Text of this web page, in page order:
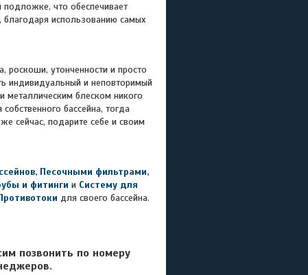
подложке, что обеспечивает
использованию самых
утонченности и просто
индивидуальный и неповторимый
металлическим блеском никого
бассейна, тогда
сейчас, подарите себе и своим
, Песочными фильтрами,
и фитинги и Систему для
для своего бассейна.
позвонить по номеру